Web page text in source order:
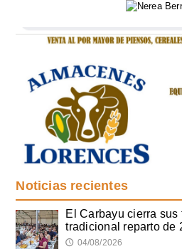
Noticias recientes
El Carbayu cierra sus
tradicional reparto de
🕔 04/08/2026